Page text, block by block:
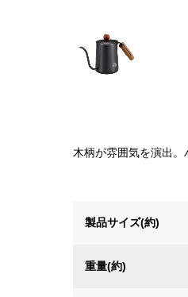
木柄が雰囲気を演出。
製品サイズ(約)
重量(約)